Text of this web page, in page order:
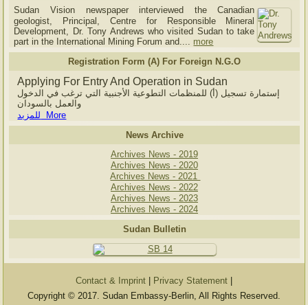
Sudan Vision newspaper interviewed the Canadian
geologist, Principal, Centre for Responsible Mineral
Development, Dr. Tony Andrews who visited Sudan to take
part in the International Mining Forum and.... more
Registration Form (A) For Foreign N.G.O
Applying For Entry And Operation in Sudan
إستمارة تسجيل (أ) للمنظمات التطوعية الأجنبية التي ترغب في الدخول
والعمل بالسودان
للمزيد More
News Archive
Archives News - 2019
Archives News - 2020
Archives News - 2021
Archives News - 2022
Archives News - 2023
Archives News - 2024
Sudan Bulletin
Contact & Imprint Privacy Statement
Copyright © 2017. Sudan Embassy-Berlin, All Rights Reserved.